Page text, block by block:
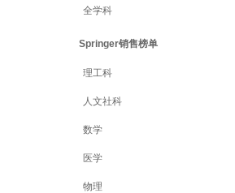
全学科
Springer销售榜单
理工科
人文社科
数学
医学
物理